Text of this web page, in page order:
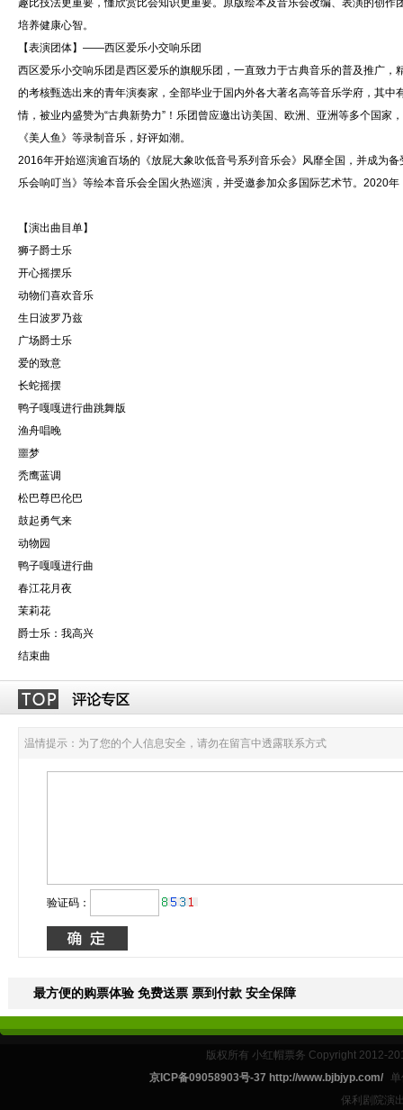
趣比技法更重要，懂欣赏比会知识更重要。原版绘本及音乐会改编、表演的创
培养健康心智。
【表演团体】——西区爱乐小交响乐团
西区爱乐小交响乐团是西区爱乐的旗舰乐团，一直致力于古典音乐的普及推广
的考核甄选出来的青年演奏家，全部毕业于国内外各大著名高等音乐学府，其
情，被业内盛赞为“古典新势力”！乐团曾应邀出访美国、欧洲、亚洲等多个国
《美人鱼》等录制音乐，好评如潮。
2016年开始巡演逾百场的《放屁大象吹低音号系列音乐会》风靡全国，并成为
乐会响叮当》等绘本音乐会全国火热巡演，并受邀参加众多国际艺术节。2020
【演出曲目单】
狮子爵士乐
开心摇摆乐
动物们喜欢音乐
生日波罗乃兹
广场爵士乐
爱的致意
长蛇摇摆
鸭子嘎嘎进行曲跳舞版
渔舟唱晚
噩梦
秃鹰蓝调
松巴尊巴伦巴
鼓起勇气来
动物园
鸭子嘎嘎进行曲
春江花月夜
茉莉花
爵士乐：我高兴
结束曲
温情提示：为了您的个人信息安全，请勿在留言中透露联系方式
验证码：
最方便的购票体验 免费送票 票到付款 安全保障
版权所有 小红帽票务 Copyright 2012-
京ICP备09058903号-37 http://www.bjbjyp.com/
保利剧院演